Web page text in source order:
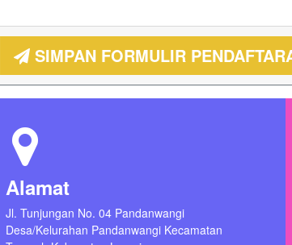
SIMPAN FORMULIR
Alamat
Jl. Tunjungan No. 04 Pandanwangi
Desa/Kelurahan Pandanwangi Kecamatan